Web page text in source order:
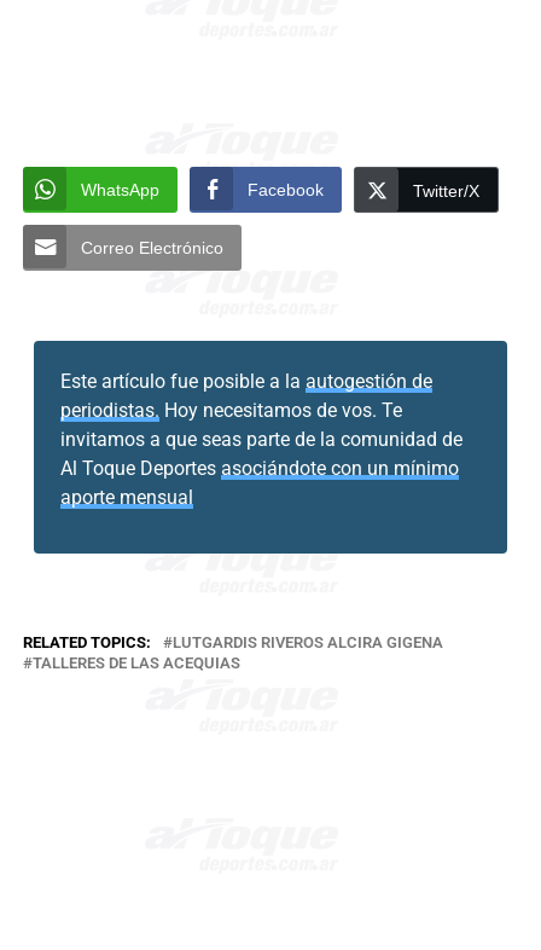
WhatsApp Facebook Twitter/X
Correo Electrónico
Este artículo fue posible a la autogestión de
periodistas. Hoy necesitamos de vos. Te
invitamos a que seas parte de la comunidad de
Al Toque Deportes asociándote con un mínimo
aporte mensual
RELATED TOPICS:
LUTGARDIS RIVEROS ALCIRA GIGENA
TALLERES DE LAS ACEQUIAS